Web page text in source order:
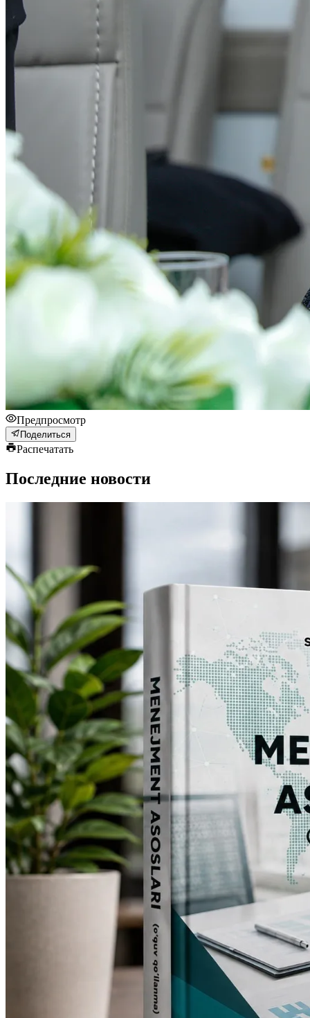
Предпросмотр
Поделиться
Распечатать
Последние новости